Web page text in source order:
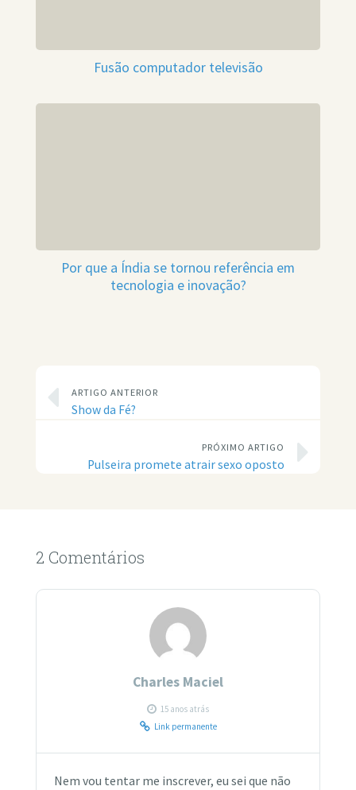
Fusão computador televisão
Por que a Índia se tornou referência em
tecnologia e inovação?
ARTIGO ANTERIOR
Show da Fé?
PRÓXIMO ARTIGO
Pulseira promete atrair sexo oposto
2 Comentários
Charles Maciel
15 anos atrás
Link permanente
Nem vou tentar me inscrever, eu sei que não